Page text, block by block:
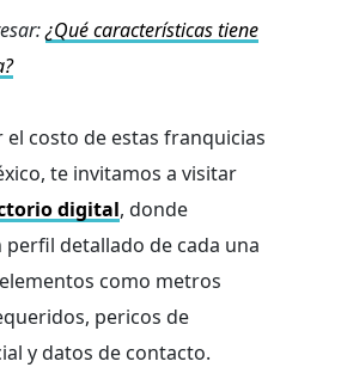
¿Qué características tiene
el costo de estas franquicias
te invitamos a visitar
digital, donde
detallado de cada una
como metros
pericos de
y datos de contacto.